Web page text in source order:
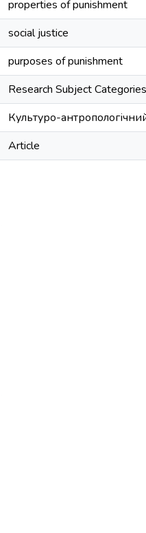
properties of punishment
social justice
purposes of punishment
Research Subject
Культуро-
Article